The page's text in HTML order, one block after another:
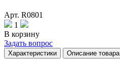
Арт. R0801
1
В корзину
Задать вопрос
Характеристики Описание товара